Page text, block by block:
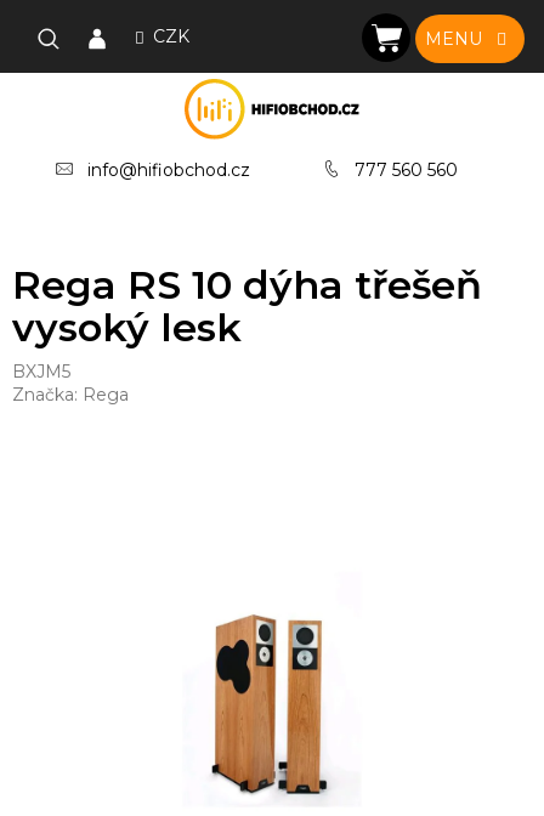
CZK
info@hifiobchod.cz 777 560 560
NÁKUPNÍ
KOŠÍK
Rega RS 10 dýha třešeň
vysoký lesk
BXJM5
Značka: Rega